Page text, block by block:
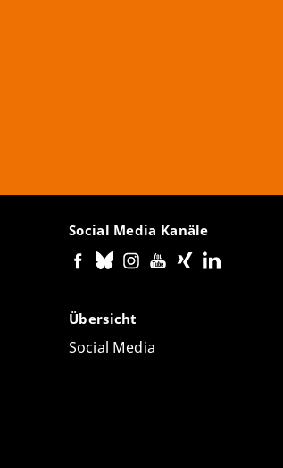
Social Media Kanäle
Übersicht
Social Media